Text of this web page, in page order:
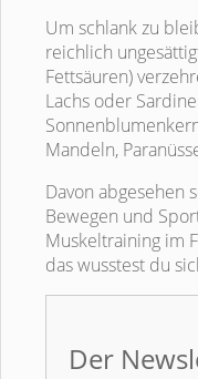
Um schlank zu
reichlich
Fettsäuren)
Lachs oder
Mandeln,
Davon abgesehen
Bewegen und
Muskeltraining im
das wusstest du
Der